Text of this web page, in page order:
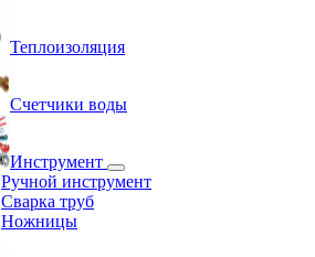
Теплоизоляция
Счетчики воды
Инструмент
Ручной инструмент
Сварка труб
Ножницы